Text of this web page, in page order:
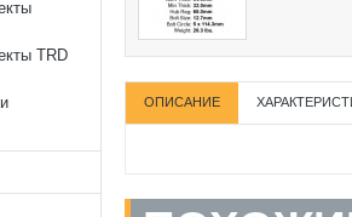
TRD
ОПИСАНИЕ